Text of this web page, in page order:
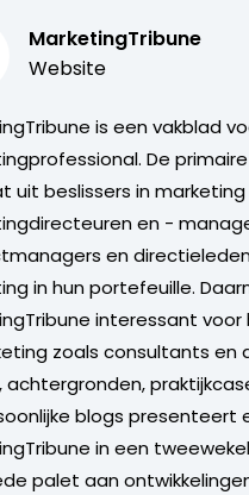
MarketingTribune
Website
is een vakblad
De
uit beslissers in marketing
en -
en
in hun portefeuille.
interessant voor
zoals consultants en
achtergronden,
blogs presenteert
in een
palet aan